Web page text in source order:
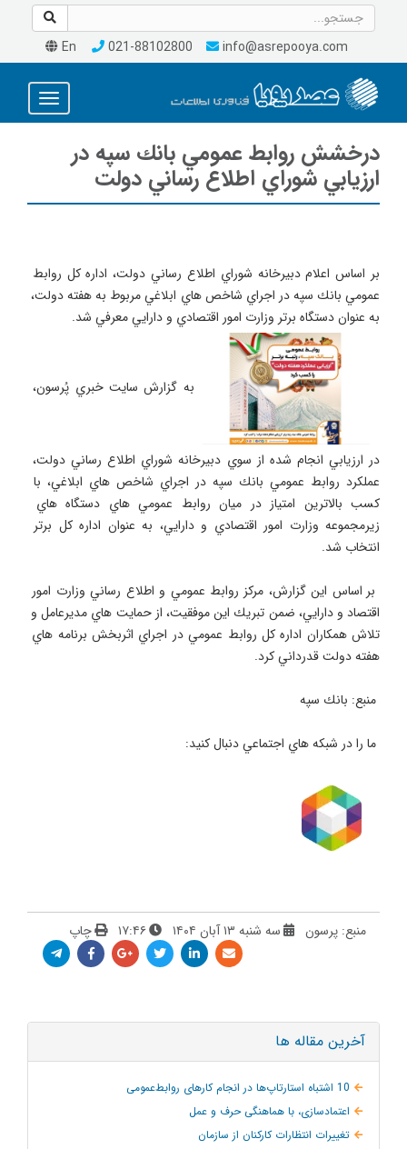
En 021-88102800 info@asrepooya.com
Toggle
درخشش روابط عمومي بانك سپه در
ارزيابي شوراي اطلاع رساني دولت
بر اساس اعلام دبيرخانه شوراي اطلاع رساني دولت، اداره كل روابط
عمومي بانك سپه در اجراي شاخص هاي ابلاغي مربوط به هفته دولت،
به گزارش سايت خبري پُرسون،
در ارزيابي انجام شده از سوي دبيرخانه شوراي اطلاع رساني دولت،
عملكرد روابط عمومي بانك سپه در اجراي شاخص هاي ابلاغي، با
كسب بالاترين امتياز در ميان روابط عمومي هاي دستگاه هاي
زيرمجموعه وزارت امور اقتصادي و دارايي، به عنوان اداره كل برتر
بر اساس اين گزارش، مركز روابط عمومي و اطلاع رساني وزارت امور
اقتصاد و دارايي، ضمن تبريك اين موفقيت، از حمايت هاي مديرعامل و
تلاش همكاران اداره كل روابط عمومي در اجراي اثربخش برنامه هاي
منبع: پرسون سه شنبه ۱۳ آبان ۱۴۰۴ ۱۷:۴۶ چاپ
آخرین مقاله ها
10 اشتباه استارتاپ‌ها در انجام کارهای روابط‌عمومی
اعتمادسازی، با هماهنگی حرف و عمل
تغییرات انتظارات کارکنان از سازمان